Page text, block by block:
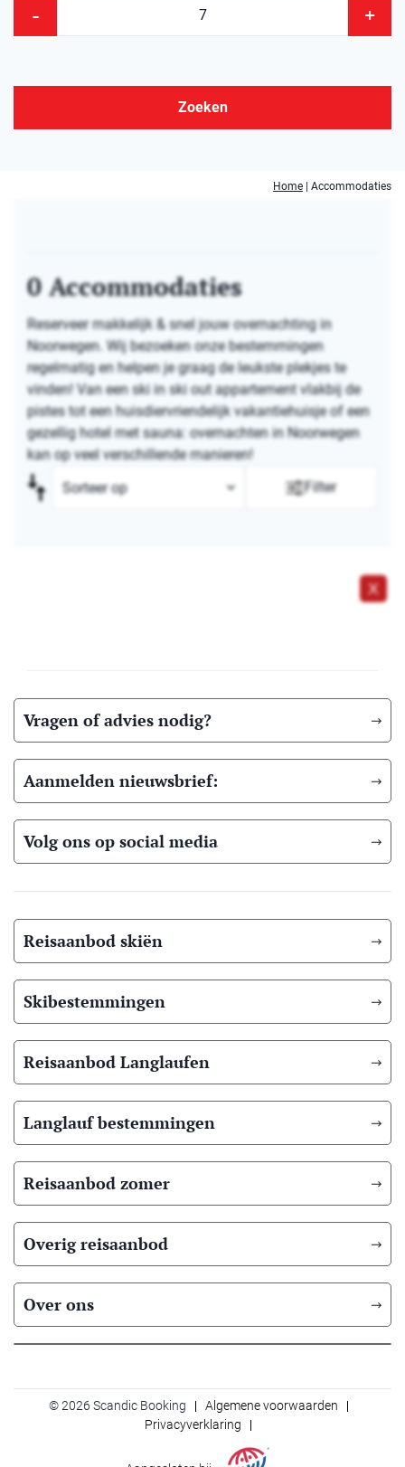
- +
Zoeken
Home Accommodaties
X
0Accommodaties
Reserveer makkelijk & snel jouw overnachting in
Noorwegen. Wij bezoeken onze bestemmingen
regelmatig en helpen je graag de leukste plekjes te
vinden! Van een ski in ski out appartement vlakbij de
pistes tot een huisdiervriendelijk vakantiehuisje of een
gezellig hotel met sauna: overnachten in Noorwegen
kan op veel verschillende manieren!
Filter
Vragen of advies nodig?
Aanmelden nieuwsbrief:
Volg ons op social media
Reisaanbod skiën
Skibestemmingen
Reisaanbod Langlaufen
Langlauf bestemmingen
Reisaanbod zomer
Overig reisaanbod
Over ons
© 2026 Scandic Booking
Algemene voorwaarden
Privacyverklaring